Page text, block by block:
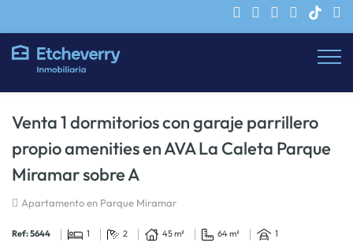
Venta 1 dormitorios con garaje parrillero
propio amenities en AVA La Caleta Parque
Miramar sobre A
Apartamento en Parque Miramar
Ref: 5644 1 2 45 m² 64 m² 1